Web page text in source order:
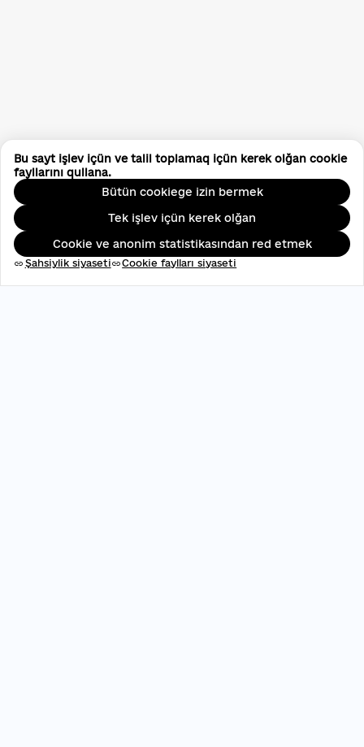
Bu sayt işlev içün ve talil toplamaq içün kerek olğan cookie
fayllarını qullana.
Bütün cookiege izin bermek
Tek işlev içün kerek olğan
Cookie ve anonim statistikasından red etmek
link Şahsiylik siyasetilinkCookie faylları siyaseti